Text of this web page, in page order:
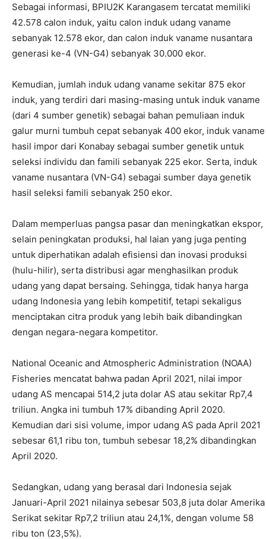
Sebagai informasi, BPIU2K Karangasem tercatat memiliki
42.578 calon induk, yaitu calon induk udang vaname
sebanyak 12.578 ekor, dan calon induk vaname nusantara
generasi ke-4 (VN-G4) sebanyak 30.000 ekor.
Kemudian, jumlah induk udang vaname sekitar 875 ekor
induk, yang terdiri dari masing-masing untuk induk vaname
(dari 4 sumber genetik) sebagai bahan pemuliaan induk
galur murni tumbuh cepat sebanyak 400 ekor, induk vaname
hasil impor dari Konabay sebagai sumber genetik untuk
seleksi individu dan famili sebanyak 225 ekor. Serta, induk
vaname nusantara (VN-G4) sebagai sumber daya genetik
hasil seleksi famili sebanyak 250 ekor.
Dalam memperluas pangsa pasar dan meningkatkan ekspor,
selain peningkatan produksi, hal laian yang juga penting
untuk diperhatikan adalah efisiensi dan inovasi produksi
(hulu-hilir), serta distribusi agar menghasilkan produk
udang yang dapat bersaing. Sehingga, tidak hanya harga
udang Indonesia yang lebih kompetitif, tetapi sekaligus
menciptakan citra produk yang lebih baik dibandingkan
dengan negara-negara kompetitor.
National Oceanic and Atmospheric Administration (NOAA)
Fisheries mencatat bahwa padan April 2021, nilai impor
udang AS mencapai 514,2 juta dolar AS atau sekitar Rp7,4
triliun. Angka ini tumbuh 17% dibanding April 2020.
Kemudian dari sisi volume, impor udang AS pada April 2021
sebesar 61,1 ribu ton, tumbuh sebesar 18,2% dibandingkan
April 2020.
Sedangkan, udang yang berasal dari Indonesia sejak
Januari-April 2021 nilainya sebesar 503,8 juta dolar Amerika
Serikat sekitar Rp7,2 triliun atau 24,1%, dengan volume 58
ribu ton (23,5%).